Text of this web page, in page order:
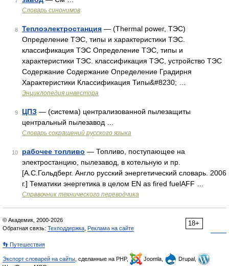
Словарь синонимов
8 Теплоэлектростанция — (Thermal power, ТЭС)
Определение ТЭС, типы и характеристики ТЭС.
классификация ТЭС Определение ТЭС, типы и
характеристики ТЭС. классификация ТЭС, устройство ТЭС
Содержание Содержание Определение Градирня
Характеристики Классификация Типы&#8230; …
Энциклопедия инвестора
9 ЦПЗ — (система) централизованной пылезащиты
центральный пылезавод …
Словарь сокращений русского языка
10 рабочее топливо — Топливо, поступающее на
электростанцию, пылезавод, в котельную и пр.
[А.С.Гольдберг. Англо русский энергетический словарь. 2006
г.] Тематики энергетика в целом EN as fired fuelAFF …
Справочник технического переводчика
18+
© Академик, 2000-2026
Обратная связь: Техподдержка Реклама на сайте
👣 Путешествия
Экспорт словарей на сайты , сделанные на PHP, Joomla,
Drupal,